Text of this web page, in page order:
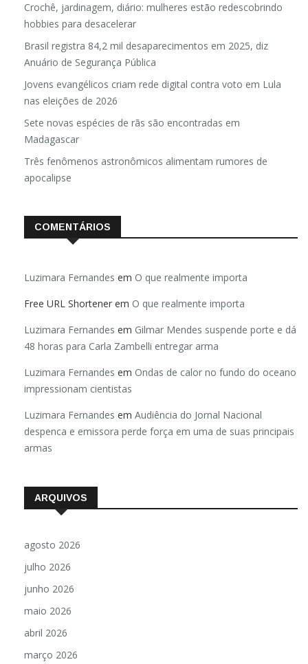
Crochê, jardinagem, diário: mulheres estão redescobrindo
hobbies para desacelerar
Brasil registra 84,2 mil desaparecimentos em 2025, diz
Anuário de Segurança Pública
Jovens evangélicos criam rede digital contra voto em Lula
nas eleições de 2026
Sete novas espécies de rãs são encontradas em
Madagascar
Três fenômenos astronômicos alimentam rumores de
apocalipse
COMENTÁRIOS
Luzimara Fernandes em O que realmente importa
Free URL Shortener em O que realmente importa
Luzimara Fernandes em Gilmar Mendes suspende porte e dá
48 horas para Carla Zambelli entregar arma
Luzimara Fernandes em Ondas de calor no fundo do oceano
impressionam cientistas
Luzimara Fernandes em Audiência do Jornal Nacional
despenca e emissora perde força em uma de suas principais
armas
ARQUIVOS
agosto 2026
julho 2026
junho 2026
maio 2026
abril 2026
março 2026